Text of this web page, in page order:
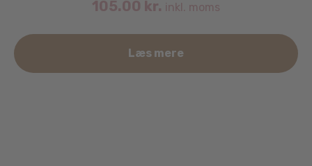
105.00 kr. inkl. moms
Læs mere